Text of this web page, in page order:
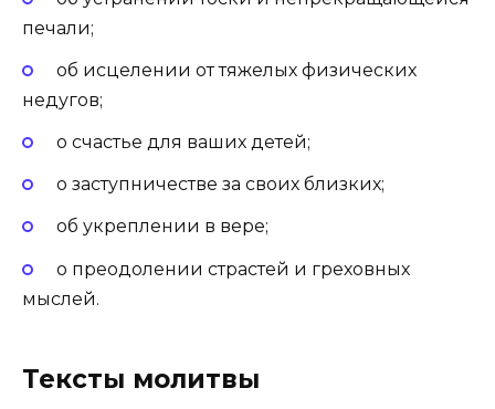
печали;
об исцелении от тяжелых физических
недугов;
о счастье для ваших детей;
о заступничестве за своих близких;
об укреплении в вере;
о преодолении страстей и греховных
мыслей.
Тексты молитвы